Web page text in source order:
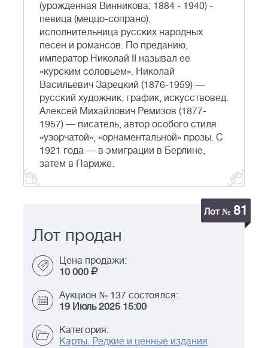
(урожденная Винникова; 1884 - 1940) -
певица (меццо-сопрано),
исполнительница русских народных
песен и романсов. По преданию,
император Николай II называл ее
«курским соловьем». Николай
Васильевич Зарецкий (1876-1959) —
русский художник, график, искусствовед.
Алексей Михайлович Ремизов (1877-
1957) — писатель, автор особого стиля
«узорчатой», «орнаментальной» прозы. С
1921 года — в эмиграции в Берлине,
затем в Париже.
Лот № 81
Лот продан
Цена продажи:
10 000
Аукцион № 137 состоялся:
19 Июль 2025 15:00
Категория:
Карты. Редкие и ценные издания